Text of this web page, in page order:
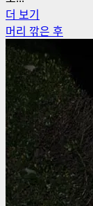
대
해
더
읽
어
보
기
더 보기
련
기
에
대
해
더
읽
어
보
기
머리 깎은 후